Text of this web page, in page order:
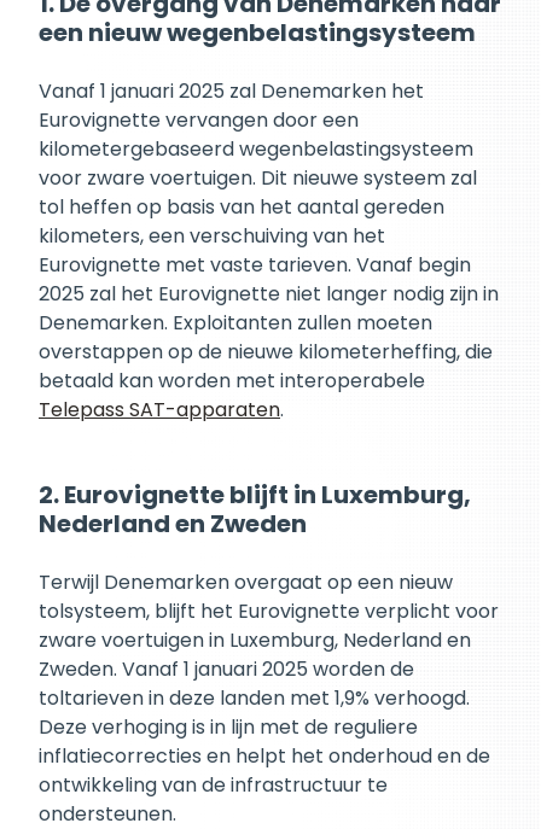
een nieuw wegenbelastingsysteem
Vanaf 1 januari 2025 zal Denemarken het
Eurovignette vervangen door een
kilometergebaseerd wegenbelastingsysteem
voor zware voertuigen. Dit nieuwe systeem zal
tol heffen op basis van het aantal gereden
kilometers, een verschuiving van het
Eurovignette met vaste tarieven. Vanaf begin
2025 zal het Eurovignette niet langer nodig zijn in
Denemarken. Exploitanten zullen moeten
overstappen op de nieuwe kilometerheffing, die
betaald kan worden met interoperabele
Telepass SAT-apparaten.
2. Eurovignette blijft in Luxemburg,
Nederland en Zweden
Terwijl Denemarken overgaat op een nieuw
tolsysteem, blijft het Eurovignette verplicht voor
zware voertuigen in Luxemburg, Nederland en
Zweden. Vanaf 1 januari 2025 worden de
toltarieven in deze landen met 1,9% verhoogd.
Deze verhoging is in lijn met de reguliere
inflatiecorrecties en helpt het onderhoud en de
ontwikkeling van de infrastructuur te
ondersteunen.